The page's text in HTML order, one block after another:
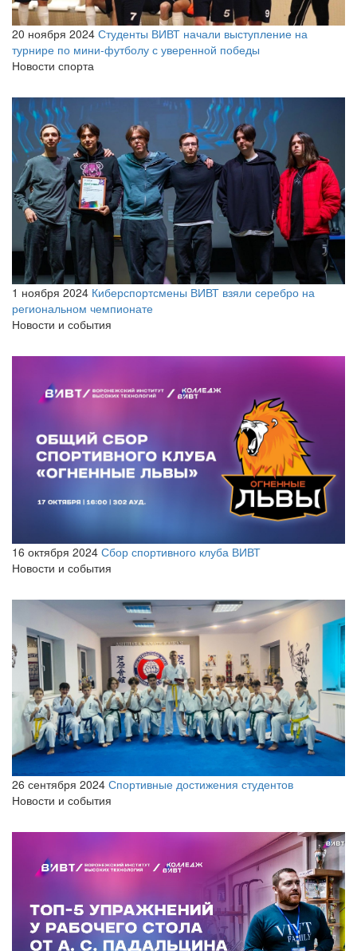
20 ноября 2024 Студенты ВИВТ начали выступление на
турнире по мини-футболу с уверенной победы
Новости спорта
1 ноября 2024 Киберспортсмены ВИВТ взяли серебро на
региональном чемпионате
Новости и события
16 октября 2024 Сбор спортивного клуба ВИВТ
Новости и события
26 сентября 2024 Спортивные достижения студентов
Новости и события